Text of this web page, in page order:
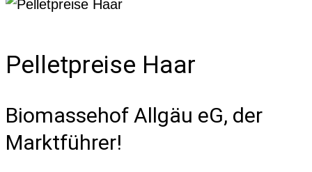
Pelletpreise Haar
Biomassehof Allgäu eG, der
Marktführer!